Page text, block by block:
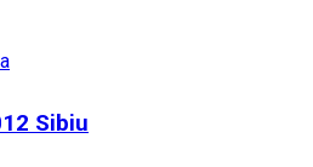
Sibiu